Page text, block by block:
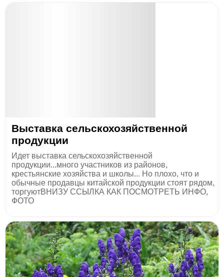
Выставка сельскохозяйственной
продукции
Идет выставка сельскохозяйственной
продукции...много участников из районов,
крестьянские хозяйства и школы... Но плохо, что и
обычные продавцы китайской продукции стоят рядом,
торгуютВНИЗУ ССЫЛКА КАК ПОСМОТРЕТЬ ИНФО,
ФОТО